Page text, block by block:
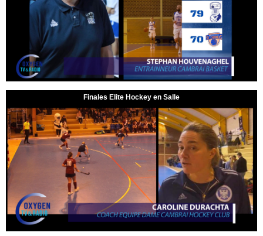
Finales Elite Hockey en Salle